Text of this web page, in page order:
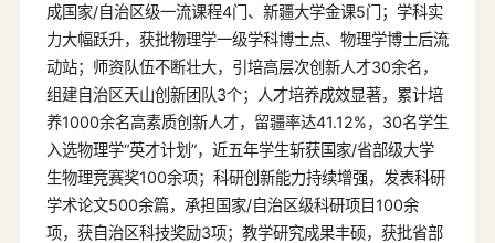
成国家/自治区级一流课程4门、新疆大学金课5门；学科实
力大幅跃升，获批物理学一级学科博士点、物理学博士后流
动站；师资队伍不断壮大，引培高层次创新人才30余名，
组建自治区天山创新团队3个；人才培养成效显著，累计培
养1000余名高素质创新人才，留疆率达41.12%，30名学生
入选物理学“英才计划”，近五年学生斩获国家/省部级大学
生物理竞赛奖100余项；科研创新能力持续增强，发表科研
学术论文500余篇，承担国家/自治区级科研项目100余
项，获自治区科技奖励3项；教学研究成果丰硕，获批省部